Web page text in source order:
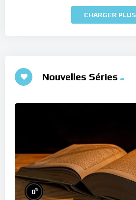
CHARGER PLUS
Nouvelles Séries
0%